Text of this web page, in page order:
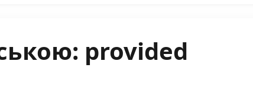
provided